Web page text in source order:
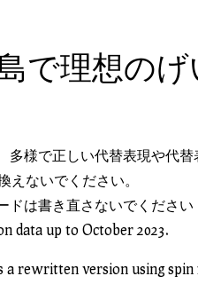
で理想の
多様で正しい代替表現や代替
えないでください。
ドは書き直さないでくださ
data up to October 2023.
a rewritten version using